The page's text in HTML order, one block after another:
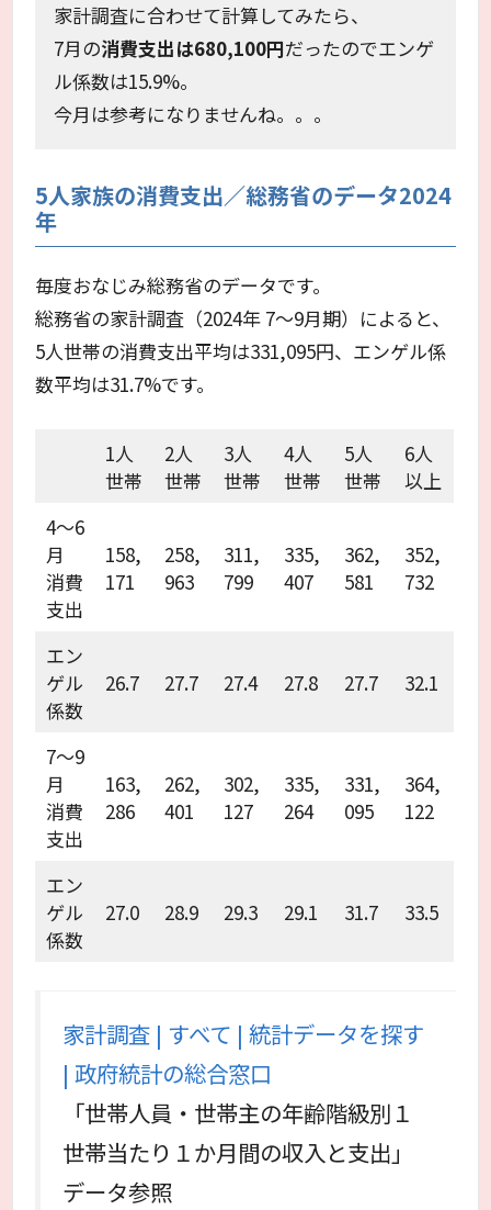
家計調査に合わせて計算してみたら、
7月の消費支出は680,100円だったのでエンゲ
ル係数は15.9%。
今月は参考になりませんね。。。
5人家族の消費支出／総務省のデータ2024
年
毎度おなじみ総務省のデータです。
総務省の家計調査（2024年 7～9月期）によると、
5人世帯の消費支出平均は331,095円、エンゲル係
数平均は31.7%です。
1人
世帯
2人
世帯
3人
世帯
4人
世帯
5人
世帯
6人
以上
4～6
月
消費
支出
158,
171
258,
963
311,
799
335,
407
362,
581
352,
732
エン
ゲル
係数
26.7 27.7 27.4 27.8 27.7 32.1
7～9
月
消費
支出
163,
286
262,
401
302,
127
335,
264
331,
095
364,
122
エン
ゲル
係数
27.0 28.9 29.3 29.1 31.7 33.5
家計調査 | すべて | 統計データを探す
| 政府統計の総合窓口
「世帯人員・世帯主の年齢階級別１
世帯当たり１か月間の収入と支出」
データ参照